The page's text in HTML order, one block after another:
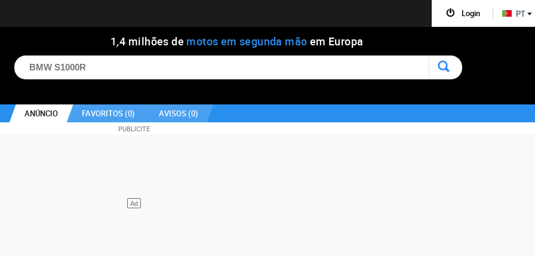
1,4 milhões de motos em segunda mão em Europa
ANÚNCIO FAVORITOS (0) AVISOS (0)
Login PT